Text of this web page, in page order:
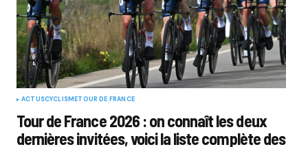
ACTUSCYCLISMETOUR DE FRANCE
Tour de France 2026 : on connaît les deux
dernières invitées, voici la liste complète des